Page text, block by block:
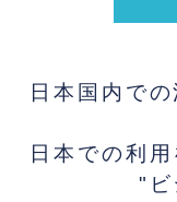
日本国内で
日本での利
"ビ